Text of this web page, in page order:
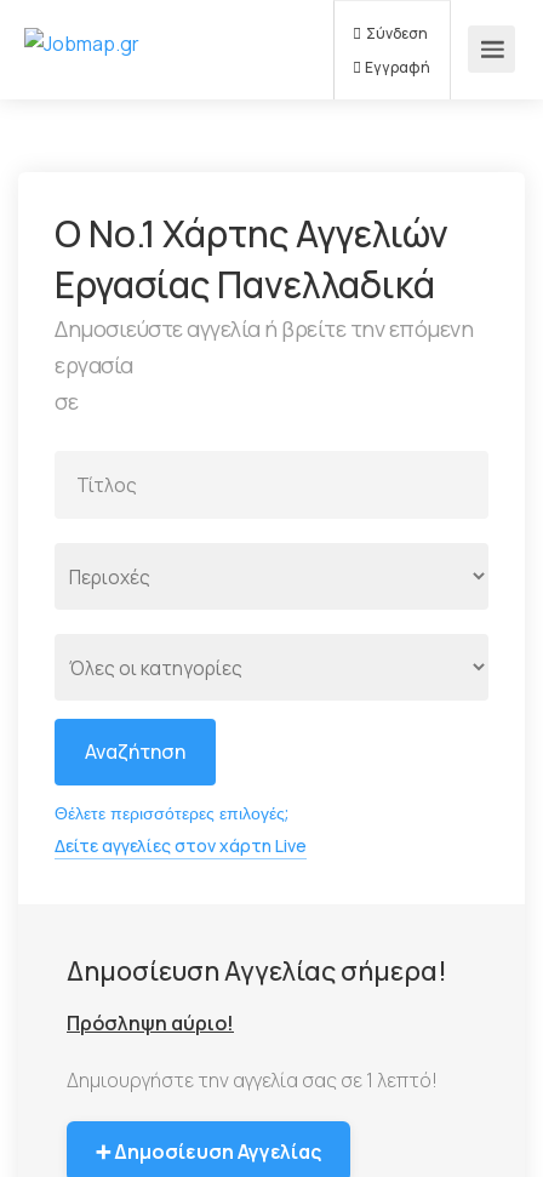
Σύνδεση
Εγγραφή
Ο Νο.1 Χάρτης Αγγελιών
Εργασίας Πανελλαδικά
Δημοσιεύστε αγγελία ή βρείτε την επόμενη
εργασία
σε
Αναζήτηση
Θέλετε περισσότερες επιλογές;
Δείτε αγγελίες στον χάρτη Live
Δημοσίευση Αγγελίας σήμερα!
Πρόσληψη αύριο!
Δημιουργήστε την αγγελία σας σε 1 λεπτό!
➕ Δημοσίευση Αγγελίας